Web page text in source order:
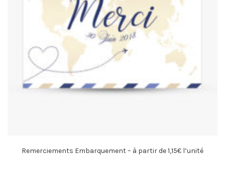
Remerciements Embarquement – à partir de 1,15€ l’unité